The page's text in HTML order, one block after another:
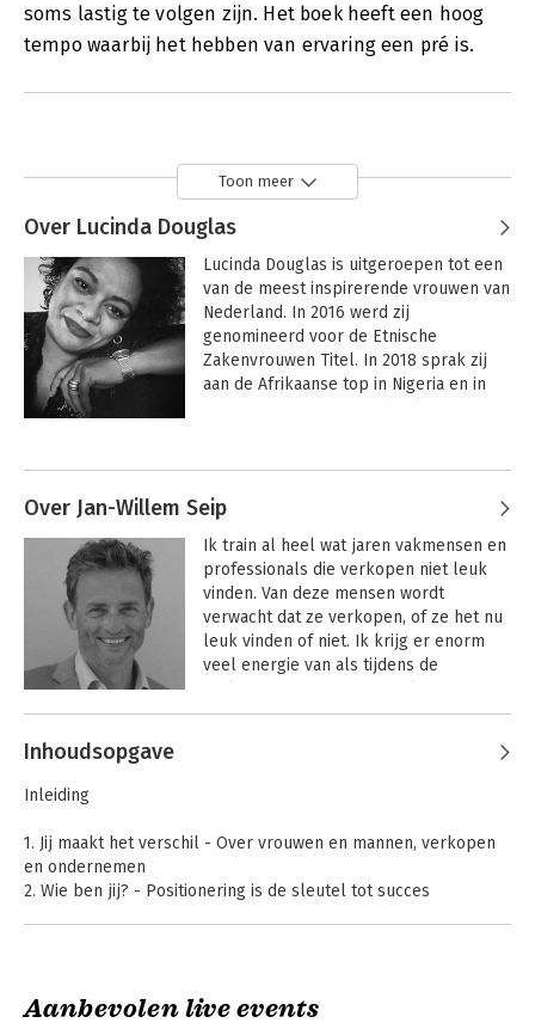
soms lastig te volgen zijn. Het boek heeft een hoog
tempo waarbij het hebben van ervaring een pré is.
Toon meer
Over Lucinda Douglas
Lucinda Douglas is uitgeroepen tot een
van de meest inspirerende vrouwen van
Nederland. In 2016 werd zij
genomineerd voor de Etnische
Zakenvrouwen Titel. In 2018 sprak zij
aan de Afrikaanse top in Nigeria en in
NPO met als thema: De vrouw en haar
Afrikaanse vrouw.
LEFWIJF 3
Over Jan-Willem Seip
Ik train al heel wat jaren vakmensen en
professionals die verkopen niet leuk
vinden. Van deze mensen wordt
verwacht dat ze verkopen, of ze het nu
leuk vinden of niet. Ik krijg er enorm
veel energie van als tijdens de
verkopen minder gaan zien als iets
klantcontact aan te gaan en te
verbeteren. We gaan dus, onder andere,
aan de slag met commerciële en
communicatieve vaardigheden. Daarom
staat op mijn visitekaartje:
Door de jaren heen heb ik een kleine
20.000 mensen getraind in gedrag,
Andere boeken door Jan-Willem
Seip
Inhoudsopgave
Inleiding
1. Jij maakt het verschil - Over vrouwen en mannen, verkopen
en ondernemen
2. Wie ben jij? - Positionering is de sleutel tot succes
prijsbeleid
Aanbevolen live events